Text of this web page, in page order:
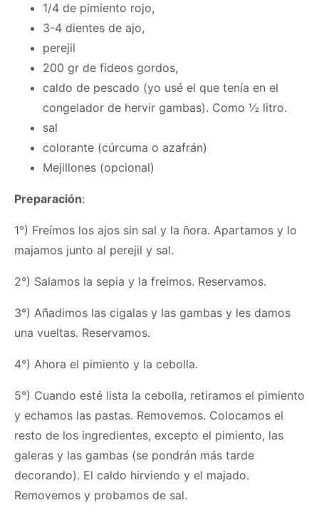
1/4 de pimiento rojo,
3-4 dientes de ajo,
perejil
200 gr de fideos gordos,
caldo de pescado (yo usé el que tenía en el
congelador de hervir gambas). Como ½ litro.
sal
colorante (cúrcuma o azafrán)
Mejillones (opcional)
Preparación:
1°) Freímos los ajos sin sal y la ñora. Apartamos y lo
majamos junto al perejil y sal.
2°) Salamos la sepia y la freimos. Reservamos.
3°) Añadimos las cigalas y las gambas y les damos
una vueltas. Reservamos.
4°) Ahora el pimiento y la cebolla.
5°) Cuando esté lista la cebolla, retiramos el pimiento
y echamos las pastas. Removemos. Colocamos el
resto de los ingredientes, excepto el pimiento, las
galeras y las gambas (se pondrán más tarde
decorando). El caldo hirviendo y el majado.
Removemos y probamos de sal.